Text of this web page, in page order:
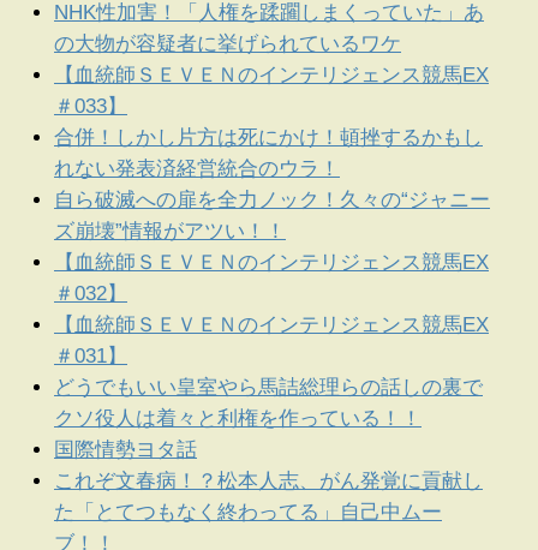
NHK性加害！「人権を蹂躙しまくっていた」あ
の大物が容疑者に挙げられているワケ
【血統師ＳＥＶＥＮのインテリジェンス競馬EX
＃033】
合併！しかし片方は死にかけ！頓挫するかもし
れない発表済経営統合のウラ！
自ら破滅への扉を全力ノック！久々の“ジャニー
ズ崩壊”情報がアツい！！
【血統師ＳＥＶＥＮのインテリジェンス競馬EX
＃032】
【血統師ＳＥＶＥＮのインテリジェンス競馬EX
＃031】
どうでもいい皇室やら馬詰総理らの話しの裏で
クソ役人は着々と利権を作っている！！
国際情勢ヨタ話
これぞ文春病！？松本人志、がん発覚に貢献し
た「とてつもなく終わってる」自己中ムー
ブ！！